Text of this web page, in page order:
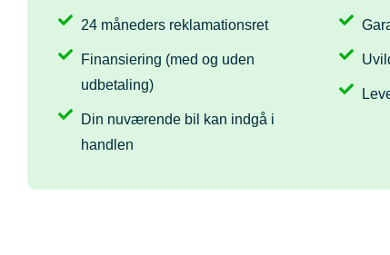
24 måneders reklamationsret
Finansiering (med og uden
udbetaling)
Din nuværende bil kan indgå i
handlen